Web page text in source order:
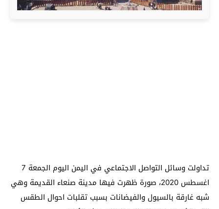
تداولت وسائل التواصل الاجتماعي في اليمن اليوم الجمعة 7
اغسطس 2020، صورة ظهرت فيها مدينة صنعاء القديمة وهي
شبه غارقة بالسيول والفيضانات بسبب تقلبات احوال الطقس